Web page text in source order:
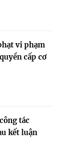
vi phạm
cấp cơ
tác
kết luận